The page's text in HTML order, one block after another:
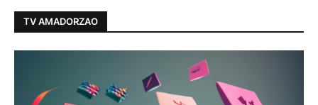
TV AMADORZAO